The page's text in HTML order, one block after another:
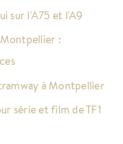
sur l'A75 et l'A9
:
à Montpellier
série et film de TF1